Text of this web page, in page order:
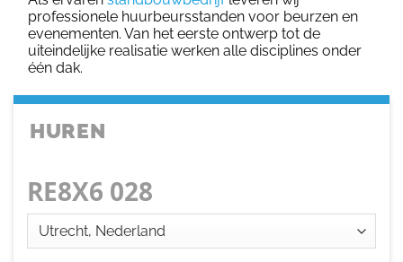
professionele huurbeursstanden voor beurzen en
evenementen. Van het eerste ontwerp tot de
uiteindelijke realisatie werken alle disciplines onder
één dak.
HUREN
RE8X6 028